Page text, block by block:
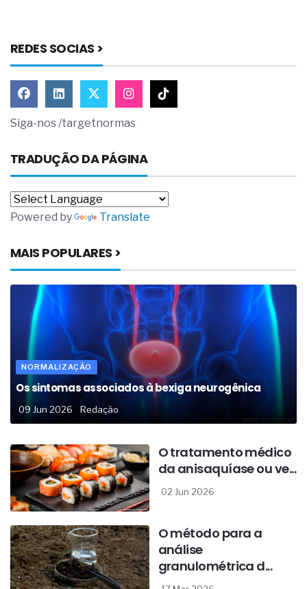
REDES SOCIAS >
Siga-nos /targetnormas
TRADUÇÃO DA PÁGINA
Powered by Translate
MAIS POPULARES >
NORMALIZAÇÃO
Os sintomas associados à bexiga neurogênica
09 Jun 2026 Redação
O tratamento médico
da anisaquíase ou ve...
02 Jun 2026
O método para a
análise
granulométrica d...